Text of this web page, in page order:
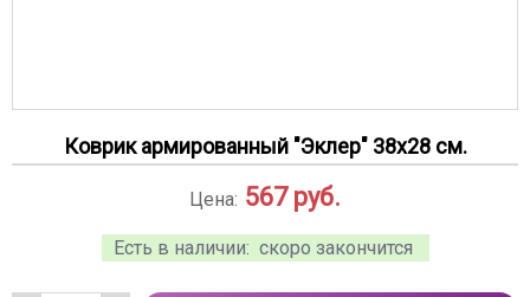
Коврик армированный "Эклер" 38х28 см.
Есть в наличии: скоро закончится
Цена: 567 руб.